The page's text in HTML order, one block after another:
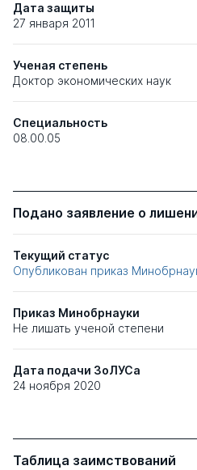
Дата защиты
27 января 2011
Ученая степень
Доктор экономических наук
Специальность
08.00.05
Подано заявление о
Текущий статус
Опубликован приказ
Приказ Минобрнауки
Не лишать ученой степени
Дата подачи ЗоЛУСа
24 ноября 2020
Таблица заимствований